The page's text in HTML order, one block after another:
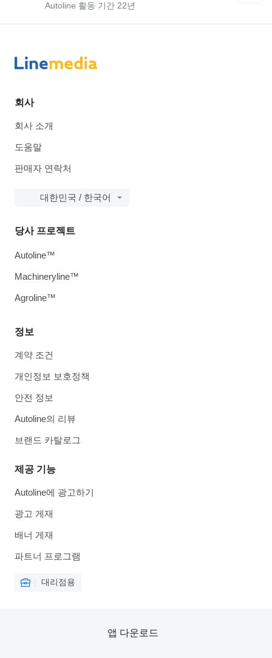
Autoline 활동 기간 22년
회사
회사 소개
도움말
판매자 연락처
대한민국 / 한국어
정보
계약 조건
개인정보 보호정책
안전 정보
Autoline의 리뷰
브랜드 카탈로그
제공 기능
Autoline에 광고하기
광고 게재
배너 게재
파트너 프로그램
대리점용
당사 프로젝트
Autoline™
Machineryline™
Agroline™
앱 다운로드